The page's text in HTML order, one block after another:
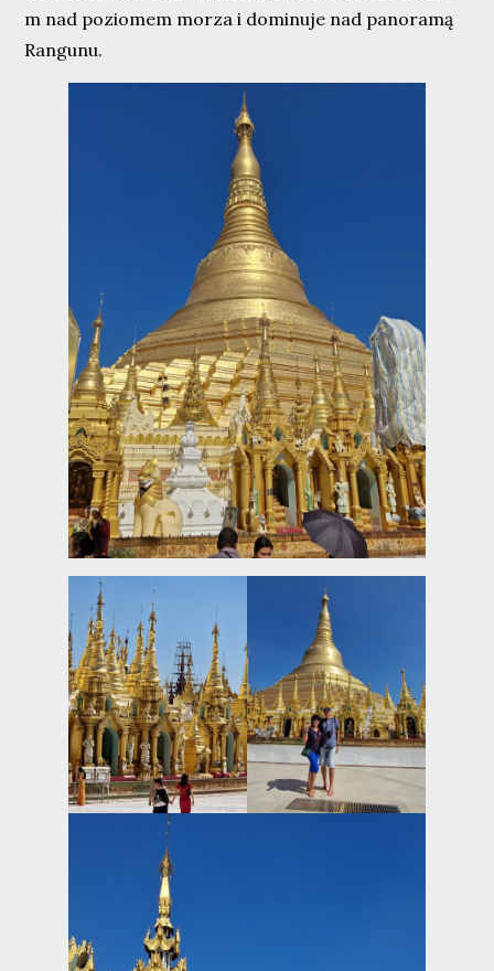
m nad poziomem morza i dominuje nad panoramą
Rangunu.